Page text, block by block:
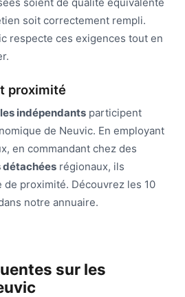
soient de qualité équivalente
soit correctement rempli.
respecte ces exigences tout en
proximité
indépendants participent
de Neuvic. En employant
en commandant chez des
détachées régionaux, ils
proximité. Découvrez les 10
notre annuaire.
sur les